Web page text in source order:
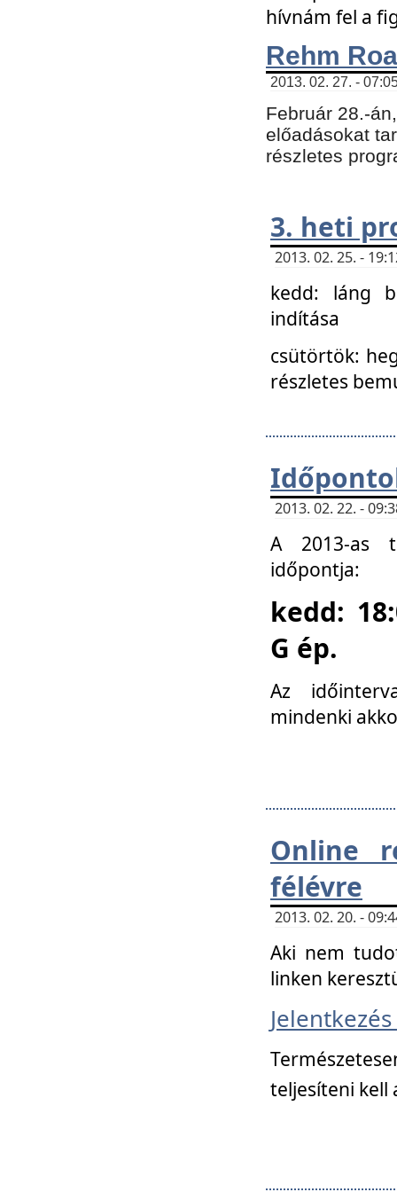
hívnám fel a
Rehm
2013. 02. 27. -
Február 28.-
előadásokat
részletes
3. heti
2013. 02. 25. -
kedd: láng
indítása
csütörtök:
részletes
2013. 02. 22. -
A 2013-as
időpontja:
kedd:
G ép.
Az
mindenki
Online
félévre
2013. 02. 20. -
Aki nem
linken
Jelentkezés
teljesíteni kell